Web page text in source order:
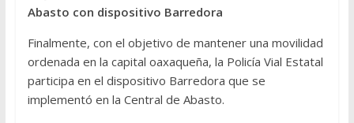
Abasto con dispositivo Barredora
Finalmente, con el objetivo de mantener una movilidad
ordenada en la capital oaxaqueña, la Policía Vial Estatal
participa en el dispositivo Barredora que se
implementó en la Central de Abasto.